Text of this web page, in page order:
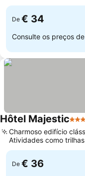
De € 34
Consulte os preços de
Hôtel Majestic3
Charmoso edifício
Atividades como
De € 36